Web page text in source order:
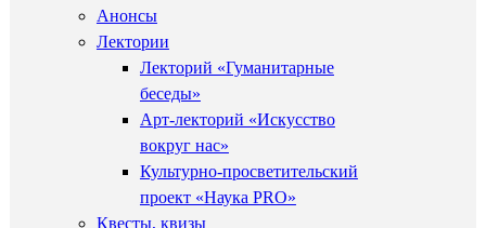
Анонсы
Лектории
Лекторий «Гуманитарные
беседы»
Арт-лекторий «Искусство
вокруг нас»
Культурно-просветительский
проект «Наука PRO»
Квесты, квизы